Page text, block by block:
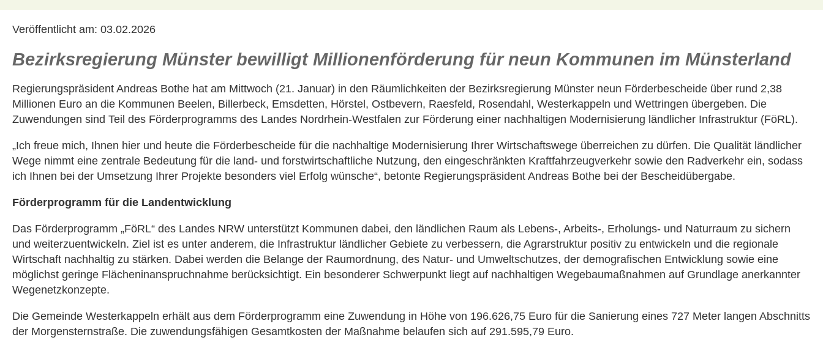
Veröffentlicht am: 03.02.2026
Bezirksregierung Münster bewilligt Millionenförderung für neun Kommunen im Münsterland
Regierungspräsident Andreas Bothe hat am Mittwoch (21. Januar) in den Räumlichkeiten der Bezirksregierung Münster neun Förderbescheide über rund 2,38
Millionen Euro an die Kommunen Beelen, Billerbeck, Emsdetten, Hörstel, Ostbevern, Raesfeld, Rosendahl, Westerkappeln und Wettringen übergeben. Die
Zuwendungen sind Teil des Förderprogramms des Landes Nordrhein-Westfalen zur Förderung einer nachhaltigen Modernisierung ländlicher Infrastruktur (FöRL).
„Ich freue mich, Ihnen hier und heute die Förderbescheide für die nachhaltige Modernisierung Ihrer Wirtschaftswege überreichen zu dürfen. Die Qualität ländlicher
Wege nimmt eine zentrale Bedeutung für die land- und forstwirtschaftliche Nutzung, den eingeschränkten Kraftfahrzeugverkehr sowie den Radverkehr ein, sodass
ich Ihnen bei der Umsetzung Ihrer Projekte besonders viel Erfolg wünsche“, betonte Regierungspräsident Andreas Bothe bei der Bescheidübergabe.
Förderprogramm für die Landentwicklung
Das Förderprogramm „FöRL“ des Landes NRW unterstützt Kommunen dabei, den ländlichen Raum als Lebens-, Arbeits-, Erholungs- und Naturraum zu sichern
und weiterzuentwickeln. Ziel ist es unter anderem, die Infrastruktur ländlicher Gebiete zu verbessern, die Agrarstruktur positiv zu entwickeln und die regionale
Wirtschaft nachhaltig zu stärken. Dabei werden die Belange der Raumordnung, des Natur- und Umweltschutzes, der demografischen Entwicklung sowie eine
möglichst geringe Flächeninanspruchnahme berücksichtigt. Ein besonderer Schwerpunkt liegt auf nachhaltigen Wegebaumaßnahmen auf Grundlage anerkannter
Wegenetzkonzepte.
Die Gemeinde Westerkappeln erhält aus dem Förderprogramm eine Zuwendung in Höhe von 196.626,75 Euro für die Sanierung eines 727 Meter langen Abschnitts
der Morgensternstraße. Die zuwendungsfähigen Gesamtkosten der Maßnahme belaufen sich auf 291.595,79 Euro.